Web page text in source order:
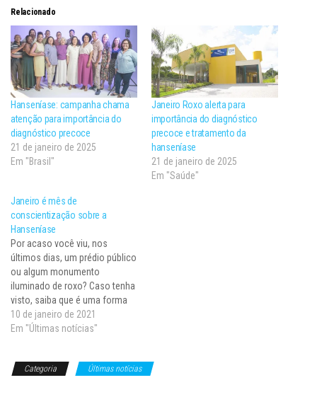
Relacionado
Hanseníase: campanha chama
atenção para importância do
diagnóstico precoce
21 de janeiro de 2025
Em "Brasil"
Janeiro Roxo alerta para
importância do diagnóstico
precoce e tratamento da
hanseníase
21 de janeiro de 2025
Em "Saúde"
Janeiro é mês de
conscientização sobre a
Hanseníase
Por acaso você viu, nos
últimos dias, um prédio público
ou algum monumento
iluminado de roxo? Caso tenha
visto, saiba que é uma forma
chamar a atenção da
sociedade para a hanseníase.
do mês como data símbolo.
10 de janeiro de 2021
Em "Últimas notícias"
Categoria Últimas notícias